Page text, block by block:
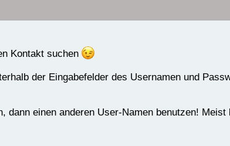
Kontakt suchen
der Eingabefelder des Usernamen und
dann einen anderen User-Namen benutzen!